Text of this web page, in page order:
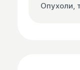
Опухоли,